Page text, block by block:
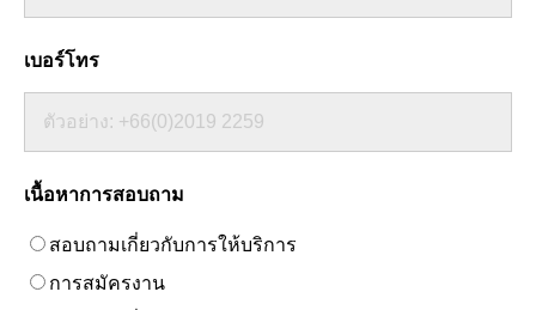
เบอร์โทร
เนื้อหาการสอบถาม
สอบถามเกี่ยวกับการให้บริการ
การสมัครงาน